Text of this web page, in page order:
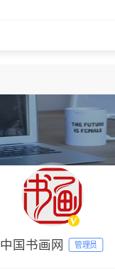
中国书画网 管理员